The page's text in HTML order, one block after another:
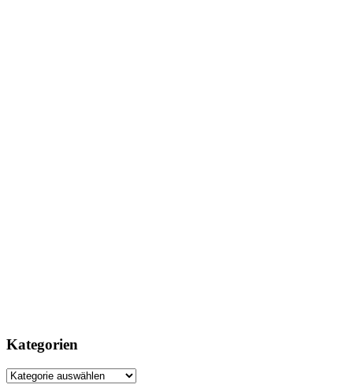
Kategorien
Kategorien